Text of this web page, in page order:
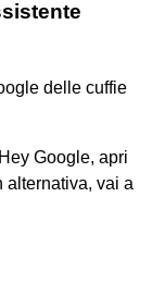
delle cuffie
Google, apri
alternativa, vai a